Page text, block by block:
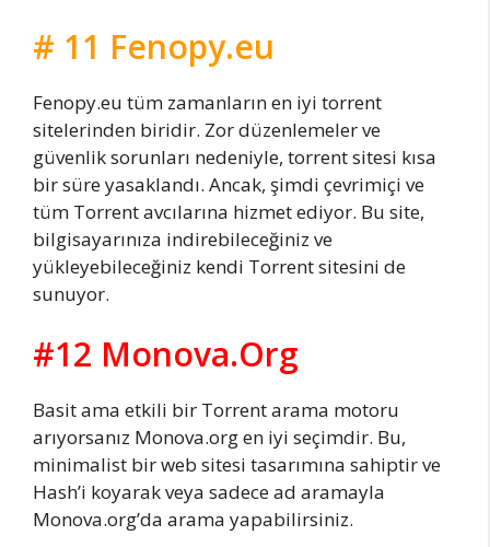
# 11 Fenopy.eu
Fenopy.eu tüm zamanların en iyi torrent
sitelerinden biridir. Zor düzenlemeler ve
güvenlik sorunları nedeniyle, torrent sitesi kısa
bir süre yasaklandı. Ancak, şimdi çevrimiçi ve
tüm Torrent avcılarına hizmet ediyor. Bu site,
bilgisayarınıza indirebileceğiniz ve
yükleyebileceğiniz kendi Torrent sitesini de
sunuyor.
#12 Monova.Org
Basit ama etkili bir Torrent arama motoru
arıyorsanız Monova.org en iyi seçimdir. Bu,
minimalist bir web sitesi tasarımına sahiptir ve
Hash’i koyarak veya sadece ad aramayla
Monova.org’da arama yapabilirsiniz.